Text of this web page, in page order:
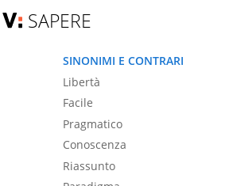
SAPERE
SINONIMI E CONTRARI
Libertà
Facile
Pragmatico
Conoscenza
Riassunto